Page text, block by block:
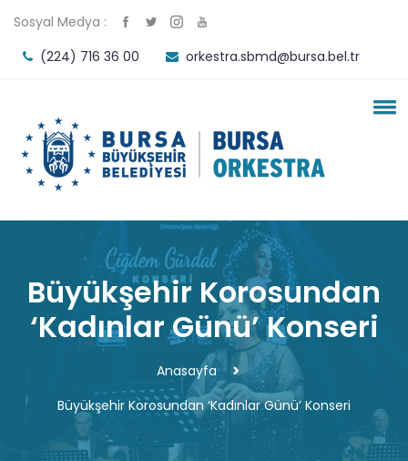
Sosyal Medya :
(224) 716 36 00
orkestra.sbmd@bursa.bel.tr
Büyükşehir Korosundan
‘Kadınlar Günü’ Konseri
Anasayfa
Büyükşehir Korosundan ‘Kadınlar Günü’ Konseri